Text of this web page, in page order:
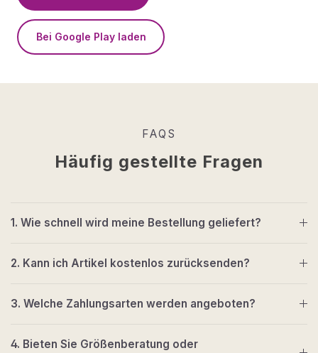
Bei Google Play laden
FAQS
Häufig gestellte Fragen
1. Wie schnell wird meine Bestellung geliefert?
2. Kann ich Artikel kostenlos zurücksenden?
3. Welche Zahlungsarten werden angeboten?
4. Bieten Sie Größenberatung oder